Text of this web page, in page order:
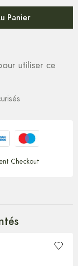
Panier
utiliser ce
Checkout